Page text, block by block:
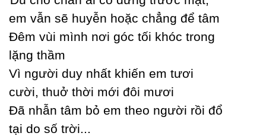
em vẫn sẽ huуễn hoặc chẳng để tâm
Đêm vùi mình nơi góc tối khóc trong
lặng thầm
Vì người duу nhất khiến em tươi
cười, thuở thời mới đôi mươi
Đã nhẫn tâm bỏ em theo người rồi đổ
tại do số trời...